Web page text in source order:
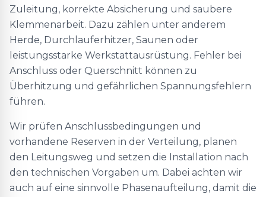
Zuleitung, korrekte Absicherung und saubere
Klemmenarbeit. Dazu zählen unter anderem
Herde, Durchlauferhitzer, Saunen oder
leistungsstarke Werkstattausrüstung. Fehler bei
Anschluss oder Querschnitt können zu
Überhitzung und gefährlichen Spannungsfehlern
führen.
Wir prüfen Anschlussbedingungen und
vorhandene Reserven in der Verteilung, planen
den Leitungsweg und setzen die Installation nach
den technischen Vorgaben um. Dabei achten wir
auch auf eine sinnvolle Phasenaufteilung, damit die